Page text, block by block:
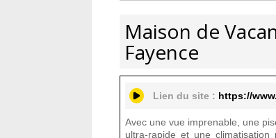
Maison de
Fayence
Lien du site : https://
Avec une vue imprenable, une
ultra-rapide et une